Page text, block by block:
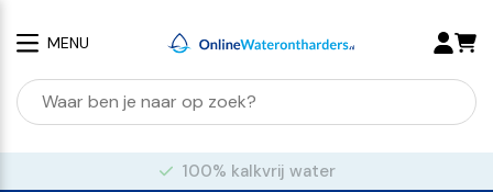
MENU
100% kalkvrij water